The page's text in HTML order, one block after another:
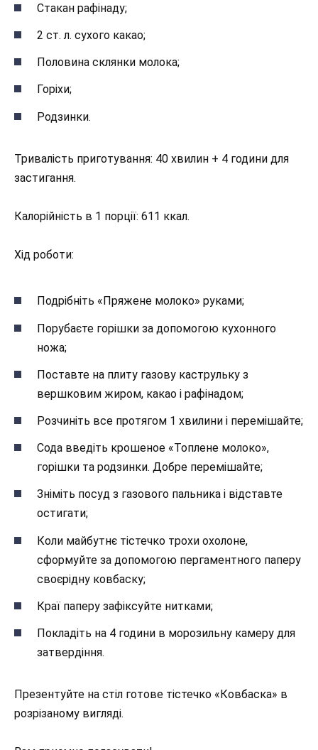
Стакан рафінаду;
2 ст. л. сухого какао;
Половина склянки молока;
Горіхи;
Родзинки.
Тривалість приготування: 40 хвилин + 4 години для
застигання.
Калорійність в 1 порції: 611 ккал.
Хід роботи:
Подрібніть «Пряжене молоко» руками;
Порубаєте горішки за допомогою кухонного
ножа;
Поставте на плиту газову каструльку з
вершковим жиром, какао і рафінадом;
Розчиніть все протягом 1 хвилини і перемішайте;
Сода введіть крошеное «Топлене молоко»,
горішки та родзинки. Добре перемішайте;
Зніміть посуд з газового пальника і відставте
остигати;
Коли майбутнє тістечко трохи охолоне,
сформуйте за допомогою пергаментного паперу
своєрідну ковбаску;
Краї паперу зафіксуйте нитками;
Покладіть на 4 години в морозильну камеру для
затвердіння.
Презентуйте на стіл готове тістечко «Ковбаска» в
розрізаному вигляді.